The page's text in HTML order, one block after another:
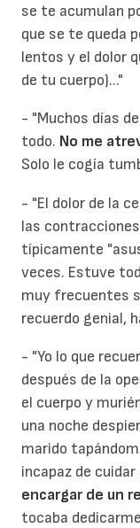
se te acumulan
que se te queda
lentos y el dolor
de tu cuerpo)..."
- "Muchos días
todo. No me
Solo le cogía
- "El dolor de la
las
típicamente
veces. Estuve
muy frecuentes
recuerdo genial,
- "Yo lo que
después de la
el cuerpo y
una noche
marido
incapaz de
encargar de un
tocaba